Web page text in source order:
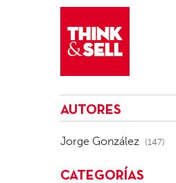
AUTORES
Jorge González (147)
CATEGORÍAS